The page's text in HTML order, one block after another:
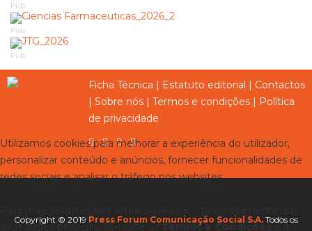
Pub
Pub
Pub
Ficha Técnica | Estatuto editorial | Contactos
| Sobre nós | Termos e condições | Política
de privacidade
Copyright © 2019 Press Forum Comunicação Social S.A. Todos os
Utilizamos cookies para melhorar a experiência do utilizador,
personalizar conteúdo e anúncios, fornecer funcionalidades de
redes sociais e analisar o tráfego nos websites.
seus dados pessoais, consulte osTermos e Condiçõese a